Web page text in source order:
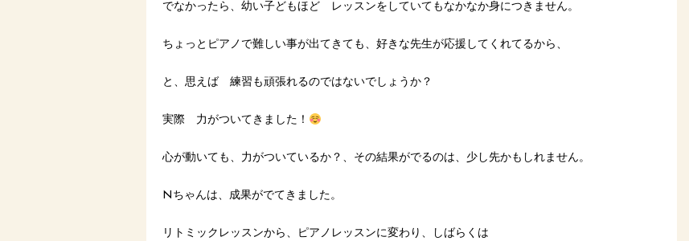
でなかったら、幼い子どもほど レッスンをしていてもなかなか身につきません。
ちょっとピアノで難しい事が出てきても、好きな先生が応援してくれてるから、
と、思えば 練習も頑張れるのではないでしょうか？
実際 力がついてきました！
心が動いても、力がついているか？、その結果がでるのは、少し先かもしれません。
Nちゃんは、成果がでてきました。
リトミックレッスンから、ピアノレッスンに変わり、しばらくは